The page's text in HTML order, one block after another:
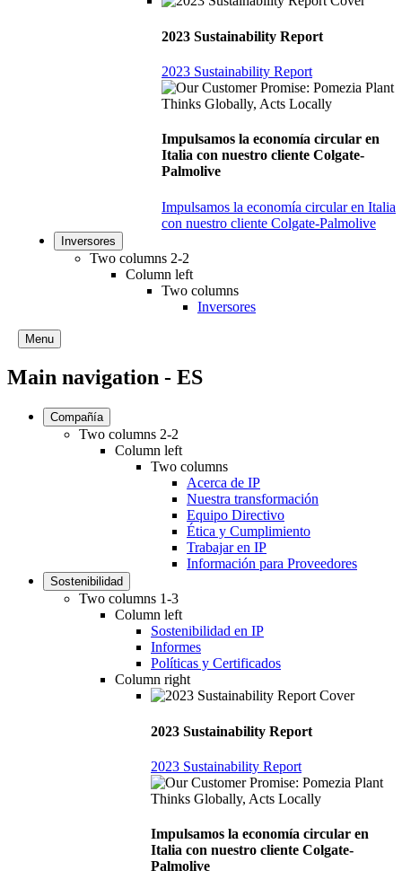
2023 Sustainability Report
2023 Sustainability Report
Impulsamos la economía circular en
Italia con nuestro cliente Colgate-
Palmolive
Impulsamos la economía circular en Italia
con nuestro cliente Colgate-Palmolive
Inversores
Two columns 2-2
Column left
Two columns
Inversores
Menu
Main navigation - ES
Compañía
Two columns 2-2
Column left
Two columns
Acerca de IP
Nuestra transformación
Equipo Directivo
Ética y Cumplimiento
Trabajar en IP
Información para Proveedores
Sostenibilidad
Two columns 1-3
Column left
Sostenibilidad en IP
Informes
Políticas y Certificados
Column right
2023 Sustainability Report
2023 Sustainability Report
Impulsamos la economía circular en
Italia con nuestro cliente Colgate-
Palmolive